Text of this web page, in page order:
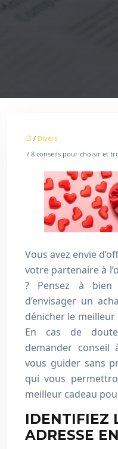
/ Divers
/ 8 conseils pour choisir et
Vous avez envie
votre partenaire à
? Pensez à
d’envisager un
dénicher le
En cas de
demander conseil
vous guider sans
qui vous
meilleur cadeau
IDENTIFIEZ
ADRESSE